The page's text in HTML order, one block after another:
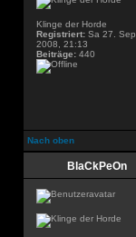
Klinge der Horde
Registriert: Sa 27. Sep
2008, 21:13
Beiträge: 440
Nach oben
BlaCkPeOn